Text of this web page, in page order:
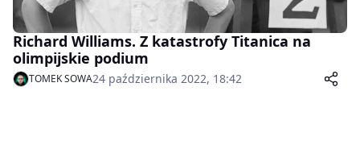
Richard Williams. Z katastrofy Titanica na
olimpijskie podium
TOMEK SOWA24 października 2022, 18:42